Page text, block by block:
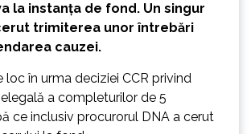
la instanța de fond. Un singur
trimiterea unor întrebări
cauzei.
loc în urma deciziei CCR privind
a completurilor de 5
ce inclusiv procurorul DNA a cerut